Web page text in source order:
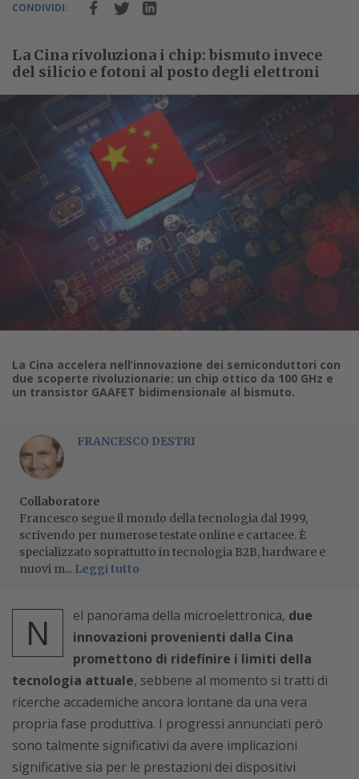
CONDIVIDI:
La Cina rivoluziona i chip: bismuto invece
del silicio e fotoni al posto degli elettroni
La Cina accelera nell’innovazione dei semiconduttori con
due scoperte rivoluzionarie: un chip ottico da 100 GHz e
un transistor GAAFET bidimensionale al bismuto.
FRANCESCO DESTRI
Collaboratore
Francesco segue il mondo della tecnologia dal 1999,
scrivendo per numerose testate online e cartacee. È
specializzato soprattutto in tecnologia B2B, hardware e
nuovi m... Leggi tutto
N el panorama della microelettronica, due
innovazioni provenienti dalla Cina
promettono di ridefinire i limiti della
tecnologia attuale, sebbene al momento si tratti di
ricerche accademiche ancora lontane da una vera
propria fase produttiva. I progressi annunciati però
sono talmente significativi da avere implicazioni
significative sia per le prestazioni dei dispositivi